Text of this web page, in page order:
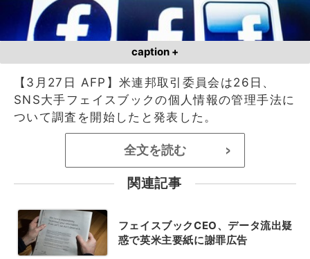
caption +
【3月27日 AFP】米連邦取引委員会は26日、
SNS大手フェイスブックの個人情報の管理手法に
ついて調査を開始したと発表した。
全文を読む >
関連記事
フェイスブックCEO、データ流出疑
惑で英米主要紙に謝罪広告